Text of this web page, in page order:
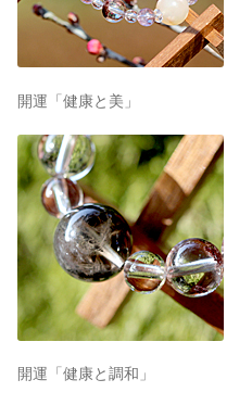
開運「健康と美」
開運「健康と調和」